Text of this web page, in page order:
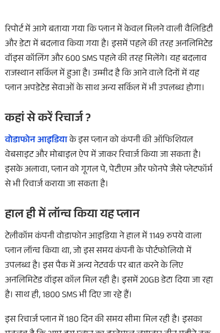
रिपोर्ट में आगे बताया गया कि प्लान में केवल मिलने वाली वैलिडिटी
और डेटा में बदलाव किया गया है। इसमें पहले की तरह अनलिमिटेड
वॉइस कॉलिंग और 600 SMS पहले की तरह मिलेंगे। यह बदलाव
राजस्थान सर्किल में हुआ है। उम्मीद है कि आने वाले दिनों में यह
प्लान अपडेटेड सेवाओं के साथ अन्य सर्किल में भी उपलब्ध होगा।
कहां से करें रिचार्ज ?
वोडाफोन आइडियाके इस प्लान को कंपनी की ऑफिशियल
वेबसाइट और मोबाइल ऐप में जाकर रिचार्ज किया जा सकता है।
इसके अलावा, प्लान को गूगल पे, पेटीएम और फोनपे जैसे प्लेटफॉर्म
से भी रिचार्ज कराया जा सकता है।
हाल ही में लॉन्च किया यह प्लान
टेलीकॉम कंपनी वोडाफोन आइडिया ने हाल में 1149 रुपये वाला
प्लान लॉन्च किया था, जो इस समय कंपनी के पोर्टफोलियो में
उपलब्ध है। इस पैक में अन्य नेटवर्क पर बात करने के लिए
अनलिमिटेड वॉइस कॉल मिल रही है। इसमें 20GB डेटा दिया जा रहा
है। साथ ही, 1800 SMS भी दिए जा रहे हैं।
इस रिचार्ज प्लान में 180 दिन की समय सीमा मिल रही है। इसका